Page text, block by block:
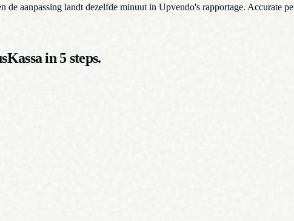
de aanpassing landt dezelfde minuut in Upvendo's rapportage. Accurate
in 5 steps.